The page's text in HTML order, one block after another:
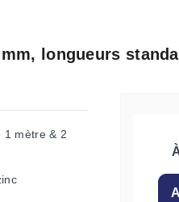
longueurs
1 mètre & 2